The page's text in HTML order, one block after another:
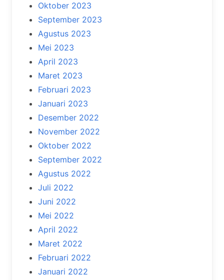
Oktober 2023
September 2023
Agustus 2023
Mei 2023
April 2023
Maret 2023
Februari 2023
Januari 2023
Desember 2022
November 2022
Oktober 2022
September 2022
Agustus 2022
Juli 2022
Juni 2022
Mei 2022
April 2022
Maret 2022
Februari 2022
Januari 2022